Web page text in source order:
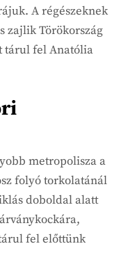
A régészeknek
zajlik Törökország
tárul fel Anatólia
metropolisza a
folyó torkolatánál
doboldal alatt
fel előttünk